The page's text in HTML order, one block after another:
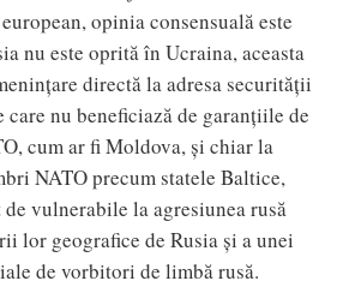
opinia consensuală este
nu este oprită în Ucraina, aceasta
directă la adresa securității
nu beneficiază de garanțiile de
cum ar fi Moldova, și chiar la
NATO precum statele Baltice,
vulnerabile la agresiunea rusă
lor geografice de Rusia și a unei
de vorbitori de limbă rusă.